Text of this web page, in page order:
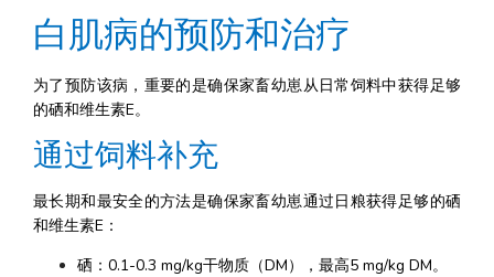
白肌病的预防和治疗
为了预防该病，重要的是确保家畜幼崽从日常饲料中获得足够
的硒和维生素E。
通过饲料补充
最长期和最安全的方法是确保家畜幼崽通过日粮获得足够的硒
和维生素E：
硒：0.1-0.3 mg/kg干物质（DM），最高5 mg/kg DM。